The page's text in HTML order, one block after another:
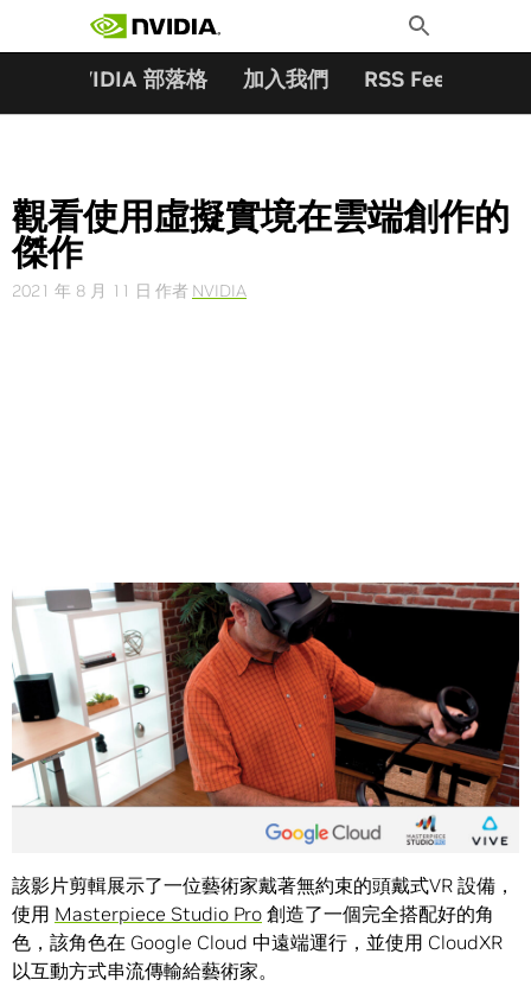
Toggle
Search
NVIDIA 部落格 加入我們 RSS Feeds
觀看使用虛擬實境在雲端創作的
傑作
2021 年 8 月 11 日 作者 NVIDIA
Share
在Google Cloud上運行的NVIDIA CloudXR沉浸式 3D 設計
SIGGRAPH上大放異彩。
該影片剪輯展示了一位藝術家戴著無約束的頭戴式VR 設備，
使用 Masterpiece Studio Pro 創造了一個完全搭配好的角
色，該角色在 Google Cloud 中遠端運行，並使用 CloudXR
以互動方式串流傳輸給藝術家。